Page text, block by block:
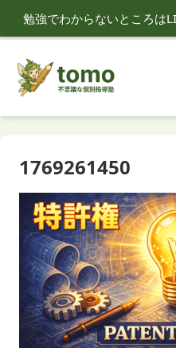
勉強でわからないところは
tomo
1769261450